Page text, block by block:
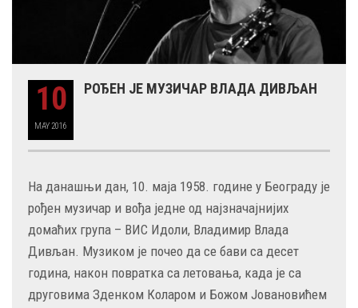
10
MAY 2016
РОЂЕН ЈЕ МУЗИЧАР ВЛАДА ДИВЉАН
На данашњи дан, 10. маја 1958. године у Београду је
рођен музичар и вођа једне од најзначајнијих
домаћих група – ВИС Идоли, Владимир Влада
Дивљан. Музиком је почео да се бави са десет
година, након повратка са летовања, када је са
друговима Зденком Коларом и Божом Јовановићем